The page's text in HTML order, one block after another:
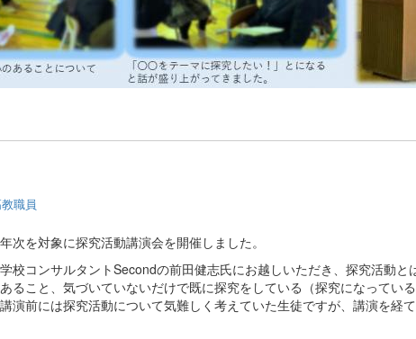
職員
次を対象に探究活動講演会を開催しました。
校コンサルタントSecondの前田健志氏にお越しいただき、探究活動と
ること、気づいていないだけで既に探究をしている（探究になってい
演前には探究活動について気難しく考えていた生徒ですが、講演を経